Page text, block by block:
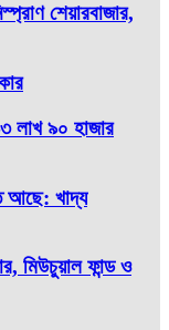
শেয়ারবাজার,
লাখ ৯০ হাজার
আছে: খাদ্য
মিউচুয়াল ফান্ড ও